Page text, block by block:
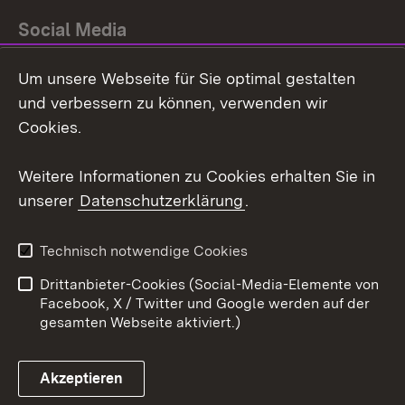
Social Media
Facebook
Link zum Landesportal
Barrierefreiheit
Kontakt
Cookies
Um unsere Webseite für Sie optimal gestalten
und verbessern zu können, verwenden wir
Cookies.
Weitere Informationen zu Cookies erhalten Sie in
unserer Datenschutzerklärung.
Technisch notwendige Cookies
Drittanbieter-Cookies (Social-Media-Elemente von
Facebook, X / Twitter und Google werden auf der
gesamten Webseite aktiviert.)
Akzeptieren